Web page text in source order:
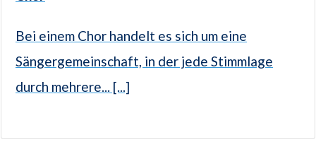
Bei einem Chor handelt es sich um eine
Sängergemeinschaft, in der jede Stimmlage
durch mehrere... [...]